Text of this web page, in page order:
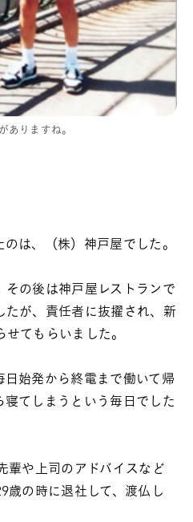
ありますね。
は、（株）神戸屋でした。
その後は神戸屋レストランで
たが、責任者に抜擢され、新
てもらいました。
日始発から終電まで働いて帰
寝てしまうという毎日でした
輩や上司のアドバイスなど
歳の時に退社して、渡仏し